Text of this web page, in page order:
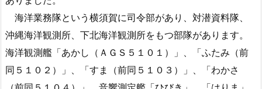
海洋業務隊という横須賀に司令部があり、対潜資料隊、
沖縄海洋観測所、下北海洋観測所をもつ部隊があります。
海洋観測艦「あかし（ＡＧＳ５１０１）」、「ふたみ（前
同５１０２）」、「すま（前同５１０３）」、「わかさ